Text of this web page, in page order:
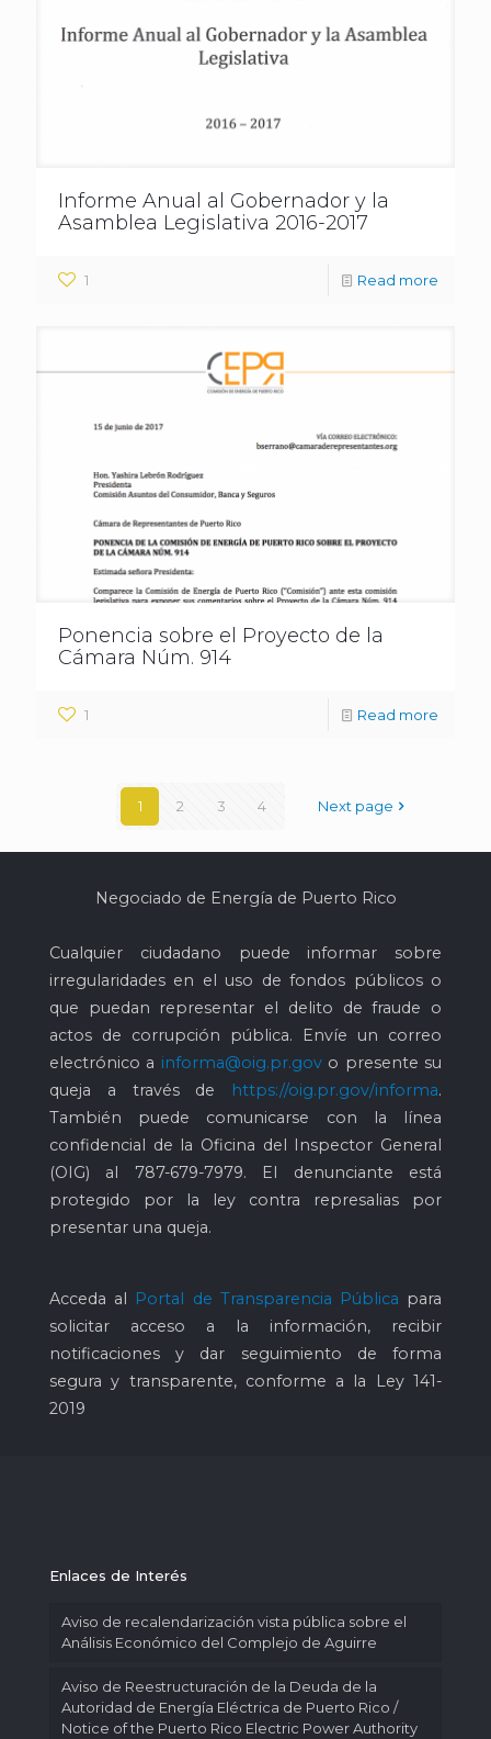
Informe Anual al Gobernador y la
Asamblea Legislativa 2016-2017
1 Read more
Ponencia sobre el Proyecto de la
Cámara Núm. 914
1 Read more
1 2 3 4 Next page
Negociado de Energía de Puerto Rico
Cualquier ciudadano puede informar sobre
irregularidades en el uso de fondos públicos o
que puedan representar el delito de fraude o
actos de corrupción pública. Envíe un correo
electrónico a informa@oig.pr.govo presente su
queja a través de
https://oig.pr.gov/informa.
También puede comunicarse con la línea
confidencial de la Oficina del Inspector General
(OIG) al 787-679-7979. El denunciante está
protegido por la ley contra represalias por
presentar una queja.
Acceda al Portal de Transparencia Pública para
solicitar acceso a la información, recibir
notificaciones y dar seguimiento de forma
segura y transparente, conforme a la Ley 141-
2019
Enlaces de Interés
Aviso de recalendarización vista pública sobre el
Análisis Económico del Complejo de Aguirre
Aviso de Reestructuración de la Deuda de la
Autoridad de Energía Eléctrica de Puerto Rico /
Notice of the Puerto Rico Electric Power Authority